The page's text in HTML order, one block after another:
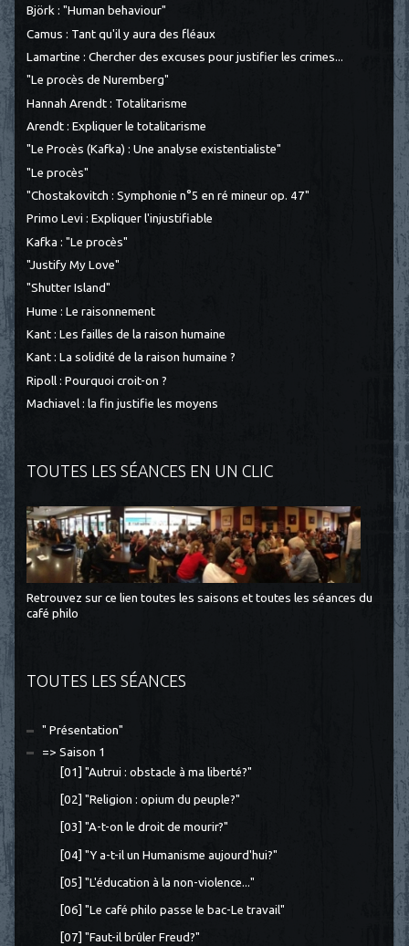
Björk : "Human behaviour"
Camus : Tant qu'il y aura des fléaux
Lamartine : Chercher des excuses pour justifier les crimes...
"Le procès de Nuremberg"
Hannah Arendt : Totalitarisme
Arendt : Expliquer le totalitarisme
"Le Procès (Kafka) : Une analyse existentialiste"
"Le procès"
"Chostakovitch : Symphonie n°5 en ré mineur op. 47"
Primo Levi : Expliquer l'injustifiable
Kafka : "Le procès"
"Justify My Love"
"Shutter Island"
Hume : Le raisonnement
Kant : Les failles de la raison humaine
Kant : La solidité de la raison humaine ?
Ripoll : Pourquoi croit-on ?
Machiavel : la fin justifie les moyens
TOUTES LES SÉANCES EN UN CLIC
Retrouvez sur ce lien toutes les saisons et toutes les séances du
café philo
TOUTES LES SÉANCES
" Présentation"
=> Saison 1
[01] "Autrui : obstacle à ma liberté?"
[02] "Religion : opium du peuple?"
[03] "A-t-on le droit de mourir?"
[04] "Y a-t-il un Humanisme aujourd'hui?"
[05] "L'éducation à la non-violence..."
[06] "Le café philo passe le bac-Le travail"
[07] "Faut-il brûler Freud?"